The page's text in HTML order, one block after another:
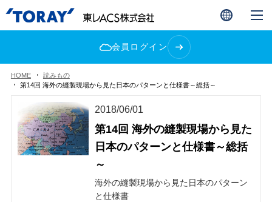
会員ログイン
HOME
読みもの
第14回 海外の縫製現場から見た日本のパターンと仕様書～総括～
2018/06/01
第14回 海外の縫製現場から見た
日本のパターンと仕様書～総括
～
海外の縫製現場から見た日本のパターン
と仕様書